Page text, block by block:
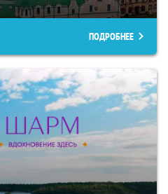
ПОДРОБНЕЕ